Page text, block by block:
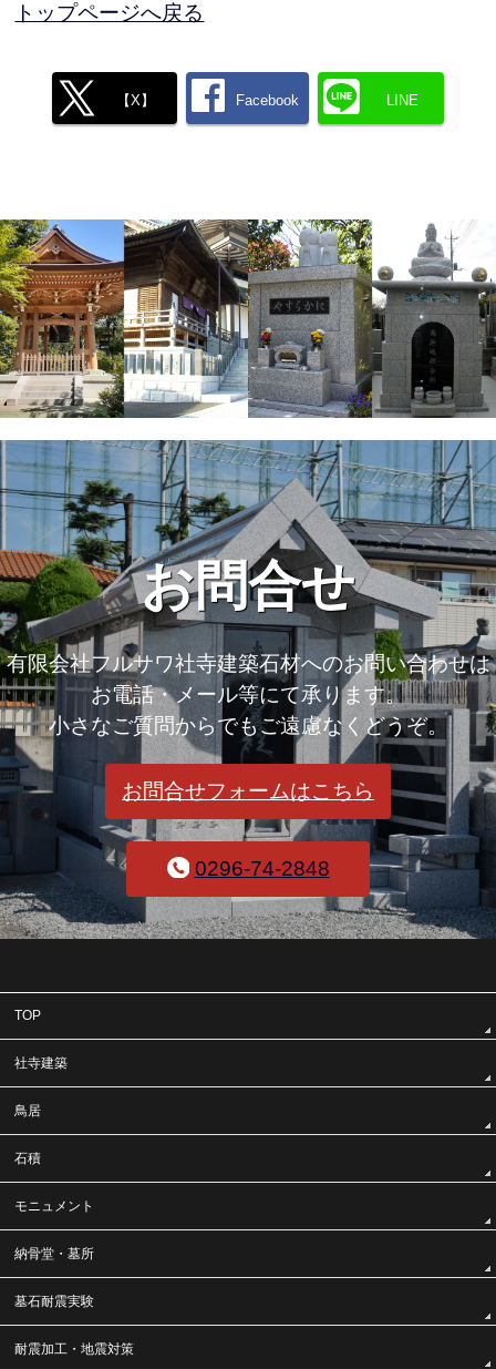
トップページへ戻る
【X】 Facebook LINE
お問合せ
有限会社フルサワ社寺建築石材へのお問い合わせは
お電話・メール等にて承ります。
小さなご質問からでもご遠慮なくどうぞ。
お問合せフォームはこちら
0296-74-2848
TOP
社寺建築
鳥居
石積
モニュメント
納骨堂・墓所
墓石耐震実験
耐震加工・地震対策